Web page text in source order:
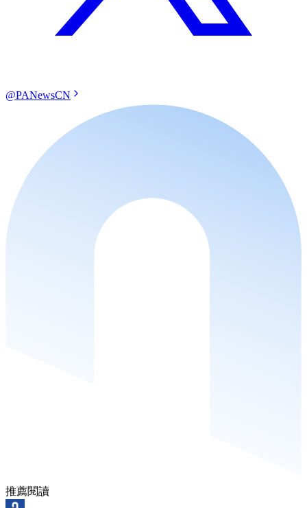
@PANewsCN
推薦閱讀